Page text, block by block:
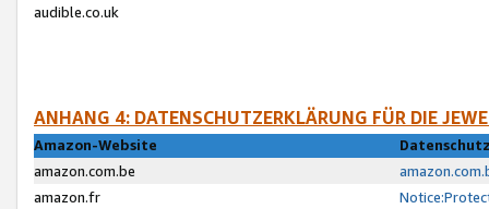
audible.co.uk
ANHANG 4: DATENSCHUTZERKLÄRUNG FÜR DIE
Amazon-Website
amazon.com.be
amazon.fr